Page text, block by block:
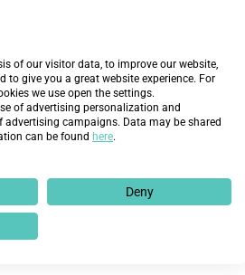
por INESE en los
Seguro
of our visitor data, to improve our website,
to give you a great website experience. For
we use open the settings.
of advertising personalization and
advertising campaigns. Data may be shared
can be found here.
Deny